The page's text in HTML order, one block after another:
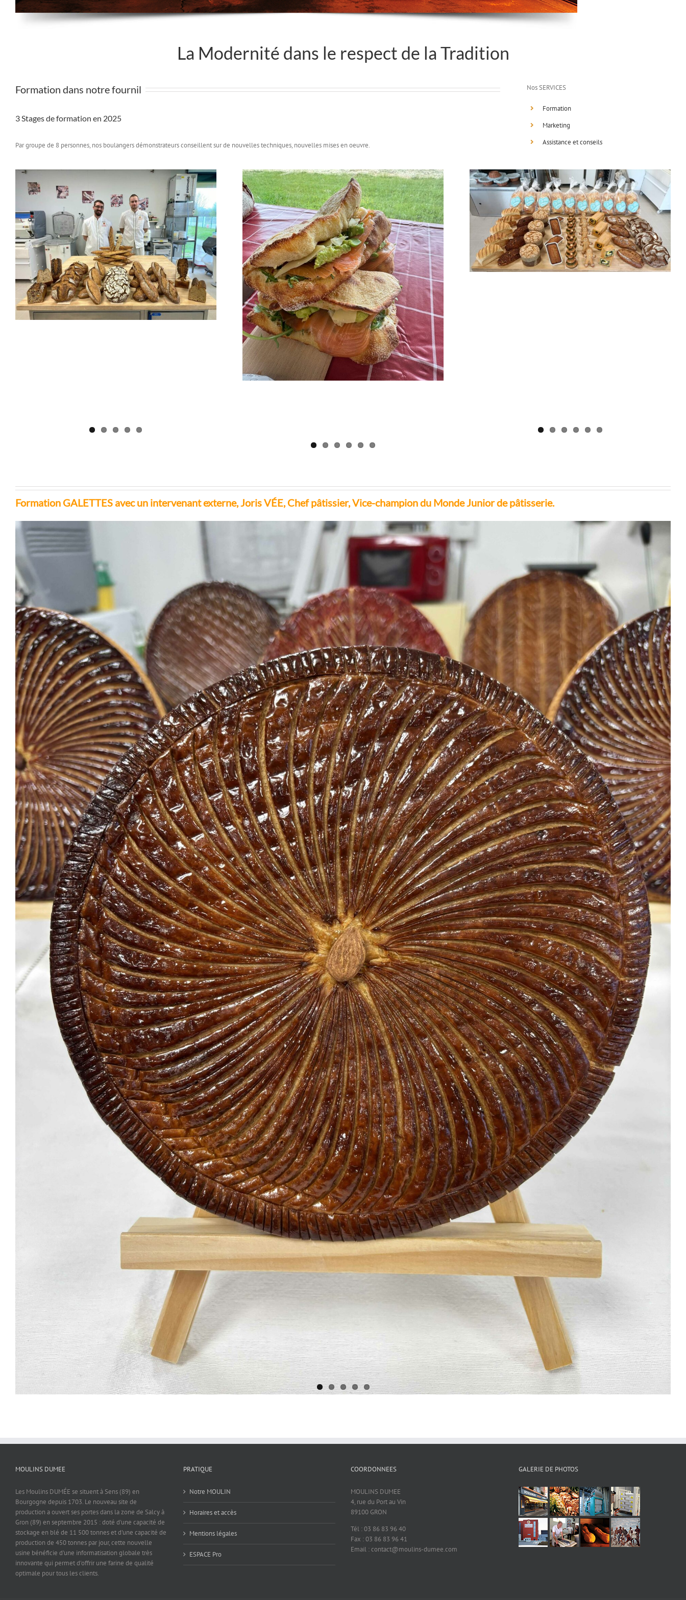
La Modernité dans le respect de la Tradition
Formation dans notre fournil
3 Stages de formation en 2025
Par groupe de 8 personnes, nos boulangers démonstrateurs conseillent sur de nouvelles techniques, nouvelles mises en oeuvre.
Nos SERVICES
Formation
Marketing
Assistance et conseils
Formation GALETTES avec un intervenant externe, Joris VÉE, Chef pâtissier, Vice-champion du Monde Junior de pâtisserie.
MOULINS DUMEE
Les Moulins DUMÉE se situent à Sens (89) en
Bourgogne depuis 1703. Le nouveau site de
production a ouvert ses portes dans la zone de Salcy à
Gron (89) en septembre 2015 : doté d'une capacité de
stockage en blé de 11 500 tonnes et d'une capacité de
production de 450 tonnes par jour, cette nouvelle
usine bénéficie d'une informatisation globale très
innovante qui permet d'offrir une farine de qualité
optimale pour tous les clients.
PRATIQUE
Notre MOULIN
Horaires et accès
Mentions légales
ESPACE Pro
COORDONNEES
MOULINS DUMEE
4, rue du Port au Vin
89100 GRON
Tél : 03 86 83 96 40
Fax : 03 86 83 96 41
Email : contact@moulins-dumee.com
GALERIE DE PHOTOS